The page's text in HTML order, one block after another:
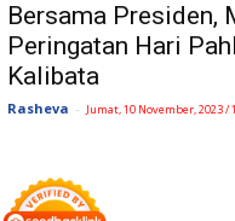
Bersama Presiden,
Peringatan Hari
Kalibata
Rasheva - Jumat, 10 November, 2023 /